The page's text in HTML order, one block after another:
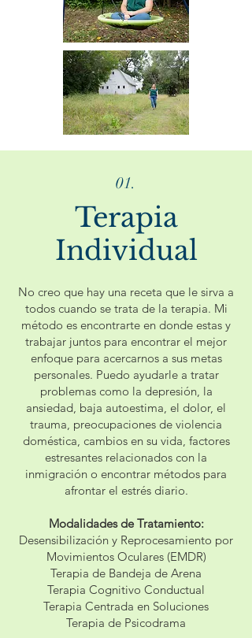
01.
Terapia
Individual
No creo que hay una receta que le sirva a
todos cuando se trata de la terapia. Mi
método es encontrarte en donde estas y
trabajar juntos para encontrar el mejor
enfoque para acercarnos a sus metas
personales. Puedo ayudarle a tratar
problemas como la depresión, la
ansiedad, baja autoestima, el dolor, el
trauma, preocupaciones de violencia
doméstica, cambios en su vida, factores
estresantes relacionados con la
inmigración o encontrar métodos para
afrontar el estrés diario.
Modalidades de Tratamiento:
Desensibilización y Reprocesamiento por
Movimientos Oculares (EMDR)
Terapia de Bandeja de Arena
Terapia Cognitivo Conductual
Terapia Centrada en Soluciones
Terapia de Psicodrama